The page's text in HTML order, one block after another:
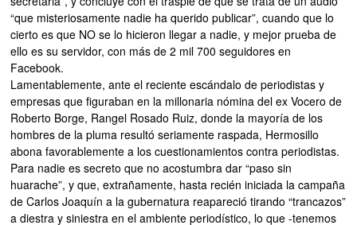
“que misteriosamente nadie ha querido publicar”, cuando que lo
cierto es que NO se lo hicieron llegar a nadie, y mejor prueba de
ello es su servidor, con más de 2 mil 700 seguidores en
Facebook.
Lamentablemente, ante el reciente escándalo de periodistas y
empresas que figuraban en la millonaria nómina del ex Vocero de
Roberto Borge, Rangel Rosado Ruiz, donde la mayoría de los
hombres de la pluma resultó seriamente raspada, Hermosillo
abona favorablemente a los cuestionamientos contra periodistas.
Para nadie es secreto que no acostumbra dar “paso sin
huarache”, y que, extrañamente, hasta recién iniciada la campaña
de Carlos Joaquín a la gubernatura reapareció tirando “trancazos”
a diestra y siniestra en el ambiente periodístico, lo que -tenemos